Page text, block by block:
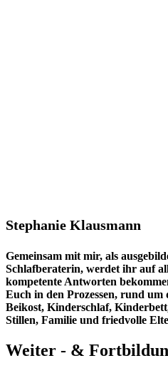
Stephanie Klausmann
Gemeinsam mit mir, als
Schlafberaterin, werdet ihr auf
kompetente Antworten
Euch in den Prozessen, rund um
Beikost, Kinderschlaf,
Stillen, Familie und friedvolle
Weiter - &